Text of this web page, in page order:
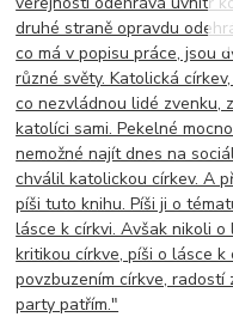
druhé straně opravdu
co má v popisu práce, jsou
různé světy. Katolická
co nezvládnou lidé zvenku,
katolíci sami. Pekelné
nemožné najít dnes na
chválil katolickou církev. A
píši tuto knihu. Píši ji o
lásce k církvi. Avšak nikoli
kritikou církve, píši o lásce
povzbuzením církve,
party patřím."